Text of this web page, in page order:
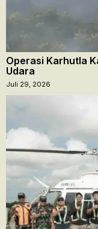
Operasi Karhutla
Udara
Juli 29, 2026